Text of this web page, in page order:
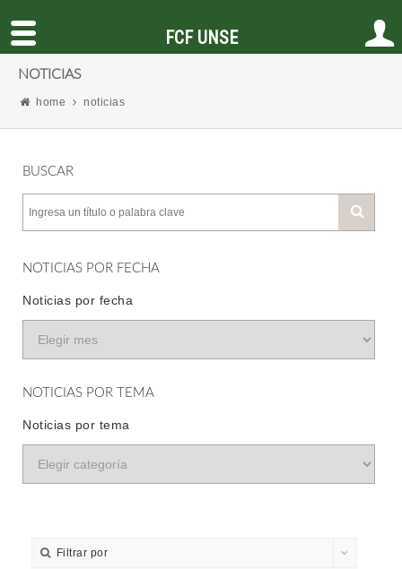
NOTICIAS
home noticias
BUSCAR
NOTICIAS POR FECHA
Noticias por fecha
NOTICIAS POR TEMA
Noticias por tema
Filtrar por
FCF UNSE